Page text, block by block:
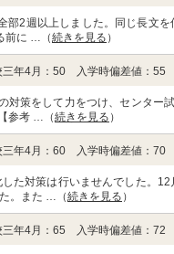
部2週以上しました。同じ長文
前に …（続きを見る ）
三年4月：50 入学時偏差値：55
対策をして力をつけ、センター
参考 …（続きを見る ）
三年4月：60 入学時偏差値：70
た対策は行いませんでした。
。また …（続きを見る ）
三年4月：65 入学時偏差値：72